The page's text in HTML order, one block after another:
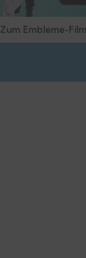
Zum Embleme-Film